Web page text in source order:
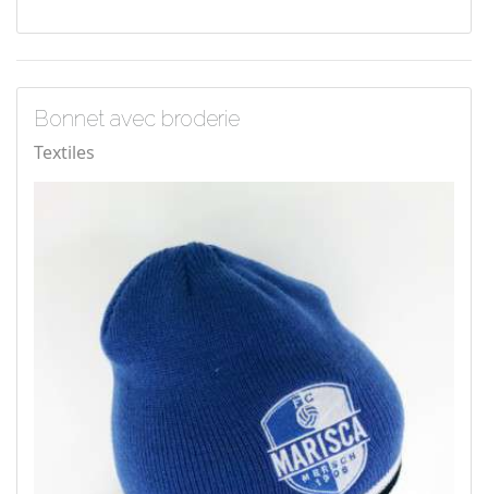
Bonnet avec broderie
Textiles